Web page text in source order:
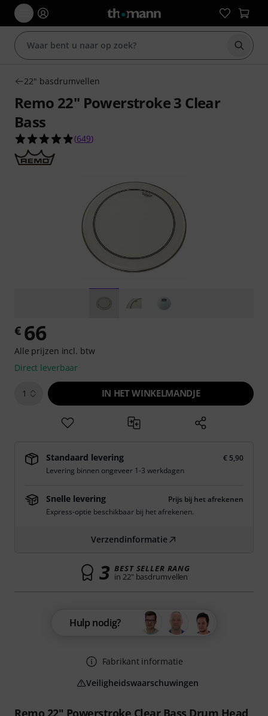
Zoek
22" basdrumvellen
Remo 22" Powerstroke 3 Clear
Bass
4.9 van de 5 sterren van 649 klantbeoordelingen
(649)
Remo 22" Powerstroke Clear Bass Drum Head
€ 66
Alle prijzen incl. btw
Direct leverbaar
1 IN HET WINKELMANDJE
Standaard levering
€ 5,90
Levering binnen ongeveer 1-3 werkdagen
Snelle levering
Prijs bij het afrekenen
Express-optie beschikbaar bij het afrekenen.
Verzendinformatie
3 BEST SELLER RANG
in 22" basdrumvellen
Hulp nodig?
Fabrikant informatie
Veiligheidswaarschuwingen